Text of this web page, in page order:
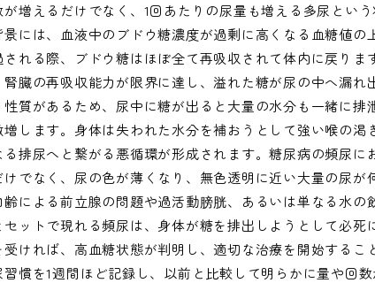
が増えるだけでなく、1回あたりの尿量も増える多尿とい
景には、血液中のブドウ糖濃度が過剰に高くなる血糖値
される際、ブドウ糖はほぼ全て再吸収されて体内に戻り
腎臓の再吸収能力が限界に達し、溢れた糖が尿の中へ漏
性質があるため、尿中に糖が出ると大量の水分も一緒に
増します。身体は失われた水分を補おうとして強い喉の
る排尿へと繋がる悪循環が形成されます。糖尿病の頻尿
けでなく、尿の色が薄くなり、無色透明に近い大量の尿が
齢による前立腺の問題や過活動膀胱、あるいは単なる水
セットで現れる頻尿は、身体が糖を排出しようとして必
受ければ、高血糖状態が判明し、適切な治療を開始する
慣を1週間ほど記録し、以前と比較して明らかに量や回